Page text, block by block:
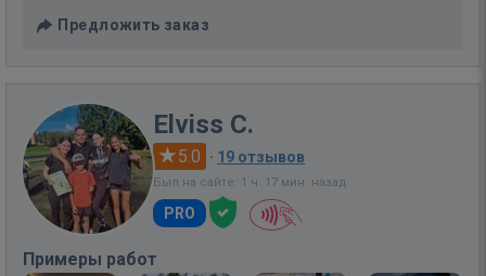
Предложить заказ
Elviss C.
5.0 · 19 отзывов
Был на сайте: 1 ч. 17 мин. назад
PRO
Примеры работ